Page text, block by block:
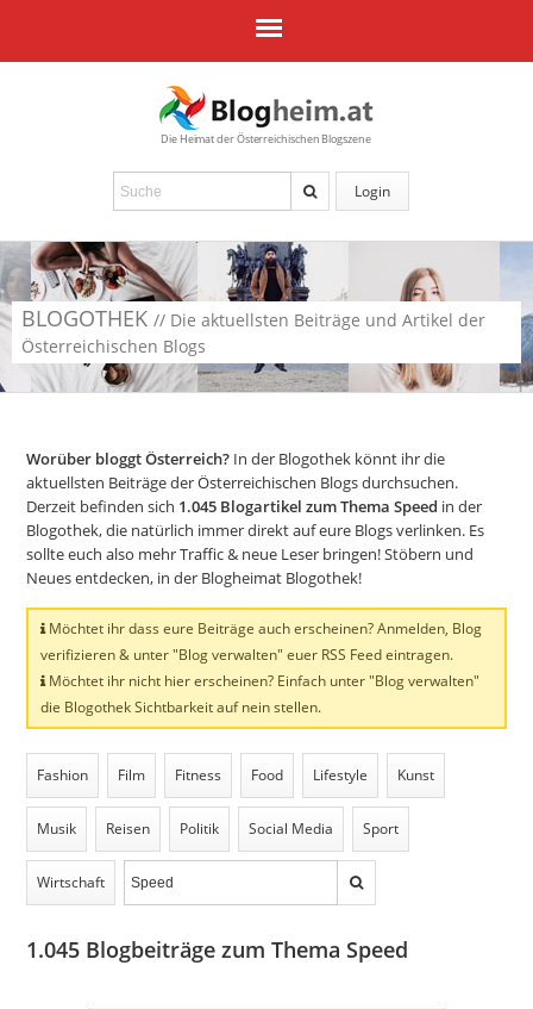
Die Heimat der Österreichischen Blogszene
Login
BLOGOTHEK // Die aktuellsten Beiträge und Artikel der
Österreichischen Blogs
Worüber bloggt Österreich? In der Blogothek könnt ihr die
aktuellsten Beiträge der Österreichischen Blogs durchsuchen.
Derzeit befinden sich 1.045 Blogartikel zum Thema Speed in der
Blogothek, die natürlich immer direkt auf eure Blogs verlinken. Es
sollte euch also mehr Traffic & neue Leser bringen! Stöbern und
Neues entdecken, in der Blogheimat Blogothek!
Möchtet ihr dass eure Beiträge auch erscheinen? Anmelden, Blog
verifizieren & unter "Blog verwalten" euer RSS Feed eintragen.
Möchtet ihr nicht hier erscheinen? Einfach unter "Blog verwalten"
die Blogothek Sichtbarkeit auf nein stellen.
Fashion Film Fitness Food Lifestyle Kunst
Musik Reisen Politik Social Media Sport
Wirtschaft
1.045 Blogbeiträge zum Thema Speed